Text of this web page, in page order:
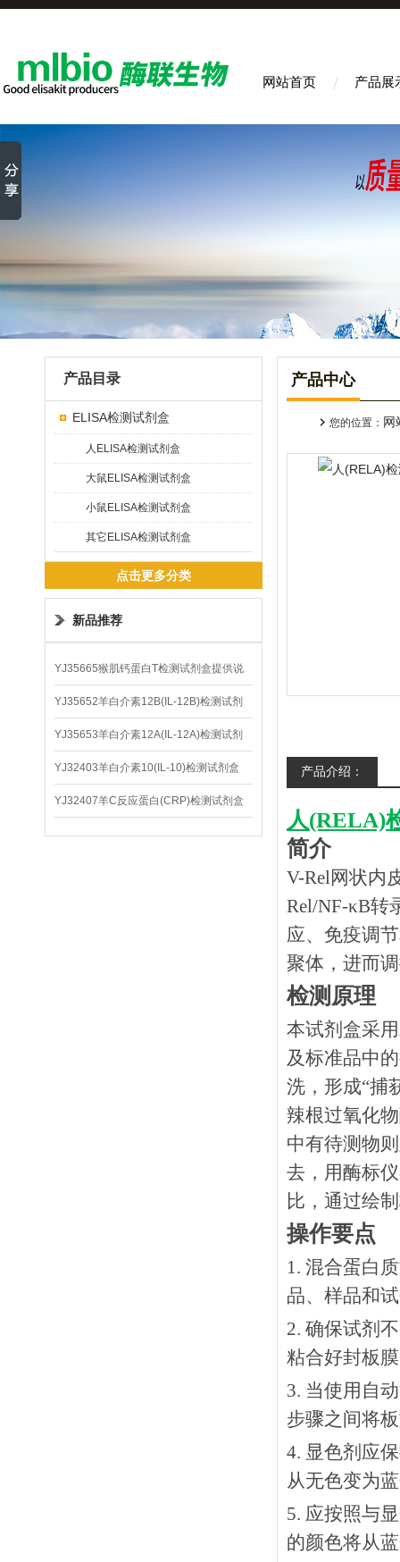
网站首页 产品展
产品目录
ELISA检测试剂盒
人ELISA检测试剂盒
大鼠ELISA检测试剂盒
小鼠ELISA检测试剂盒
其它ELISA检测试剂盒
点击更多分类
新品推荐
YJ35665猴肌钙蛋白T检测试剂盒提供说
明书
YJ35652羊白介素12B(IL-12B)检测试剂
盒
YJ35653羊白介素12A(IL-12A)检测试剂
盒
YJ32403羊白介素10(IL-10)检测试剂盒
YJ32407羊C反应蛋白(CRP)检测试剂盒
产品中心
您的位置： 网
产品介绍：
人(RELA)
简介
V-Rel网状内
Rel/NF-κB转
应、免疫调
聚体，进而
检测原理
本试剂盒采
及标准品中
洗，形成“捕
辣根过氧化
中有待测物
去，用酶标
比，通过绘
操作要点
1. 混合蛋白
品、样品和
2. 确保试剂
粘合好封板
3. 当使用自
步骤之间将
4. 显色剂应
从无色变为
5. 应按照与
的颜色将从